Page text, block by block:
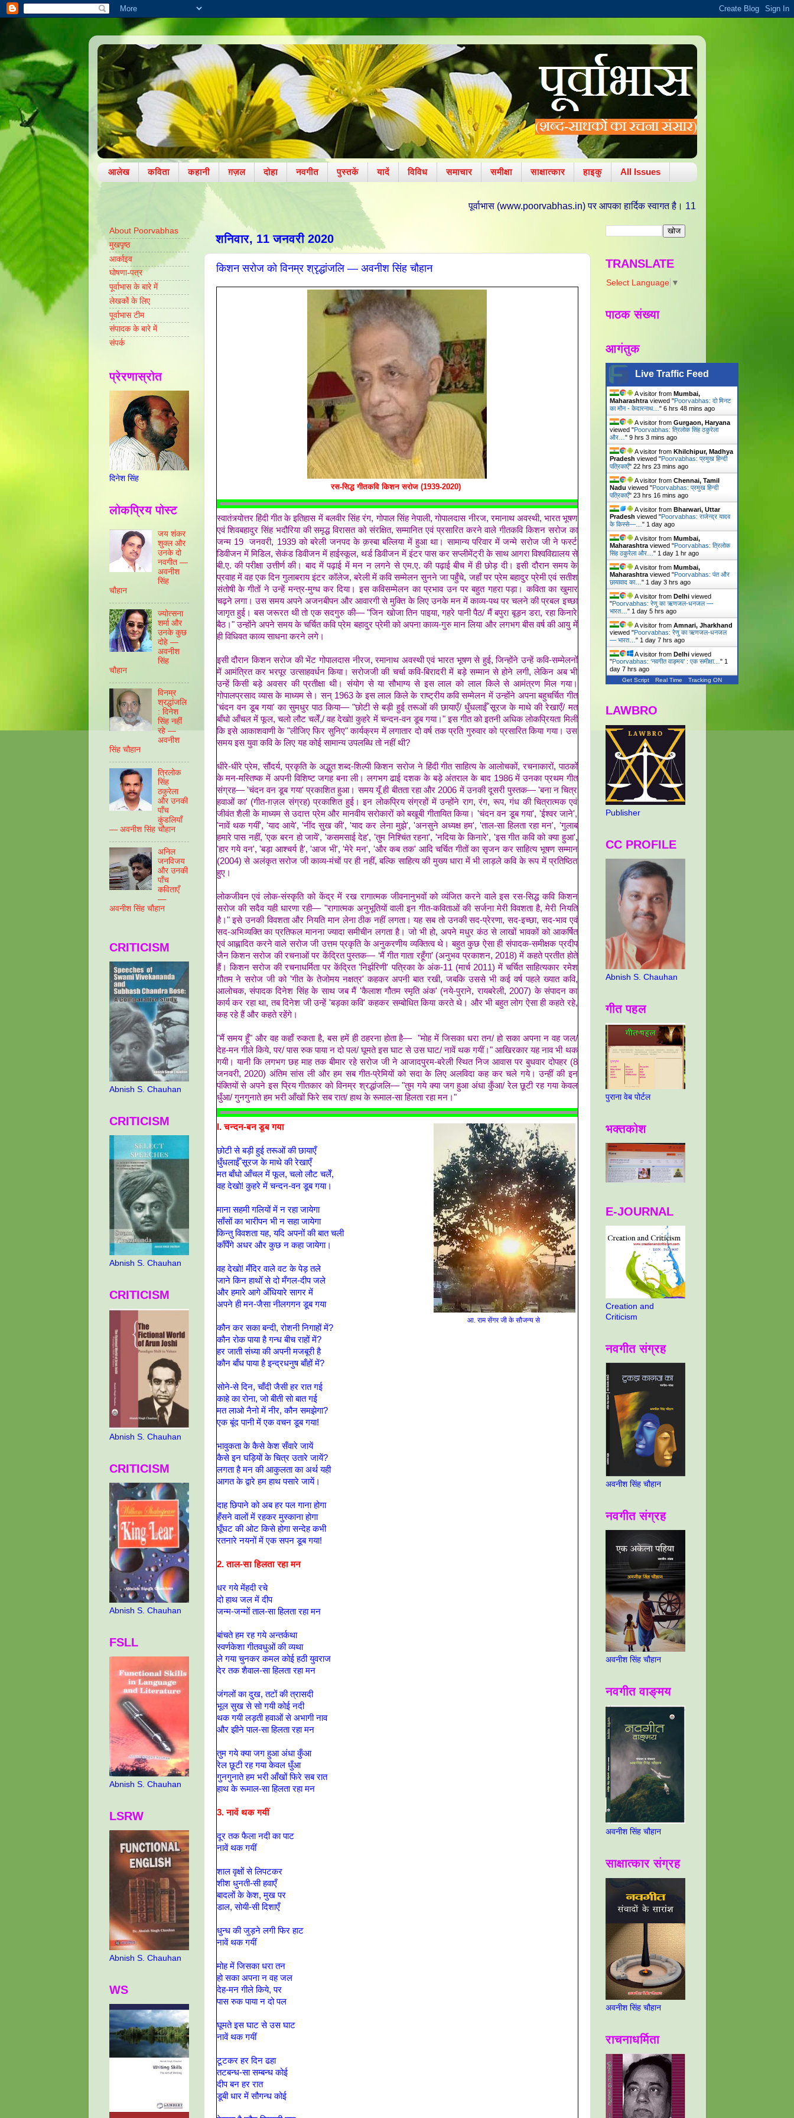
आलेख कविता कहानी ग़ज़ल दोहा नवगीत पुस्तकें यादें विविध समाचार समीक्षा साक्षात्कार हाइकु All Issues
पूर्वाभास (www.poorvabhas.in) पर आपका हार्दिक स्वागत है। 11 अक्टूबर 2010 को वरद चतुर्थी/ ललित पंचमी
शनिवार, 11 जनवरी 2020
किशन सरोज को विनम्र श्रृद्धांजलि — अवनीश सिंह चौहान
रस-सिद्ध गीतकवि किशन सरोज (1939-2020)
स्वातंत्र्योत्तर हिंदी गीत के इतिहास में बलवीर सिंह रंग, गोपाल सिंह नेपाली, गोपालदास नीरज, रमानाथ अवस्थी, भारत भूषण
एवं शिवबहादुर सिंह भदौरिया की समृद्ध विरासत को संरक्षित, सम्मानित एवं प्रसारित करने वाले गीतकवि किशन सरोज का
जन्म 19 जनवरी, 1939 को बरेली जनपद के क़स्बा बल्लिया में हुआ था। सामान्य परिवार में जन्मे सरोज जी ने फर्स्ट
डिवीजन में मिडिल, सेकंड डिवीजन में हाईस्कूल, थर्ड डिवीजन में इंटर पास कर सप्लीमेंट्री के साथ आगरा विश्वविद्यालय से
बी.ए. की परीक्षा उत्तीर्ण की। बाद में पढ़ाई में मन न लगने से एम.ए. की पढ़ाई बीच में ही छोड़ दी। इसी दौरान समय के
प्रवाह में वह एक दिन गुलाबराय इंटर कॉलेज, बरेली में कवि सम्मेलन सुनने जा पहुँचे, जहाँ पर प्रेम बहादुर प्रेमी एवं सतीश
संतोषी के गीतों ने उन्हें मन्त्र-मुग्ध कर दिया। इस कविसम्मेलन का प्रभाव उन पर बहुत गहरा पड़ा। कविता का खुमार
चढ़ने लगा। उस समय अपने अजनबीपन और आवारगी से मुक्ति के लिए उनके मन में काव्य-पथ पर चलने की प्रबल इच्छा
जागृत हुई। बस जरूरत थी तो एक सदगुरु की— "जिन खोजा तिन पाइया, गहरे पानी पैठ/ मैं बपुरा बूड़न डरा, रहा किनारे
बैठ।" उन्होंने अपने समय के चर्चित कवि प्रेम बहादुर प्रेमी को अपना काव्य-गुरु मान लिया और लगभग बीस वर्ष की आयु में
ही विधिवत काव्य साधना करने लगे।
इसी दौरान किशन सरोज की भेंट गोपालदास नीरज, रमानाथ अवस्थी एवं भारत भूषण से हुई, जिन्होंने उन्हें कवि-सम्मेलनों
में आमंत्रित कर भरपूर उत्साहवर्धन किया। सरोजजी की चर्चा कवि-बिरादरी में बड़े सम्मान से होने लगी, लेकिन अब भी
उन्हें किसी बड़े अवसर की प्रतीक्षा थी। संयोग से या सौभाग्य से इस लाल को लाल किले से आमंत्रण मिल गया।
गोपालप्रसाद व्यास के माध्यम से। सन्‌ 1963 के इस लाल किले के राष्ट्रीय कवि सम्मेलन में उन्होंने अपना बहुचर्चित गीत
'चंदन वन डूब गया' का सुमधुर पाठ किया— "छोटी से बड़ी हुई तरूओं की छायाएँ/ धुँधलाईँ सूरज के माथे की रेखाएँ/ मत
बाँधो आँचल में फूल, चलो लौट चलेँ,/ वह देखो! कुहरे में चन्दन-वन डूब गया।" इस गीत को इतनी अधिक लोकप्रियता मिली
कि इसे आकाशवाणी के "लीजिए फिर सुनिए" कार्यक्रम में लगातार दो वर्ष तक प्रति गुरुवार को प्रसारित किया गया। उस
समय इस युवा कवि के लिए यह कोई सामान्य उपलब्धि तो नहीं थी?
धीरे-धीरे प्रेम, सौंदर्य, प्रकृति के अद्भुत शब्द-शिल्पी किशन सरोज ने हिंदी गीत साहित्य के आलोचकों, रचनाकारों, पाठकों
के मन-मस्तिष्क में अपनी विशिष्ट जगह बना ली। लगभग ढाई दशक के बड़े अंतराल के बाद 1986 में उनका प्रथम गीत
संग्रह— 'चंदन वन डूब गया' प्रकाशित हुआ। समय यूँ ही बीतता रहा और 2006 में उनकी दूसरी पुस्तक— 'बना न चित्र
हवाओं का' (गीत-ग़ज़ल संग्रह) प्रकाशित हुई। इन लोकप्रिय संग्रहों में उन्होंने राग, रंग, रूप, गंध की चित्रात्मक एवं
जीवंत शैली के माध्यम से उदात्त प्रेम और मानवीय सरोकारों को बखूबी गीतायित किया। 'चंदन वन डूब गया', 'ईश्वर जाने',
'नावें थक गयीं', 'याद आये', 'नींद सुख की', 'याद कर लेना मुझे', 'अनसुने अध्यक्ष हम', 'ताल-सा हिलता रहा मन', 'गुलाब
हमारे पास नहीं, 'एक बरन हो जायें', 'कसमसाई देह', 'तुम निश्चिंत रहना', 'नदिया के किनारे', 'इस गीत कवि को क्या हुआ',
'हार गये वन', 'बड़ा आश्चर्य है', 'आज भी', 'मेरे मन', 'और कब तक' आदि चर्चित गीतों का सृजन कर साहित्य भूषण सम्मान
(2004) से अलंकृत सरोज जी काव्य-मंचों पर ही नहीं, बल्कि साहित्य की मुख्य धारा में भी लाड़ले कवि के रूप में प्रतिष्ठित
हुए।
लोकजीवन एवं लोक-संस्कृति को केंद्र में रख रागात्मक जीवनानुभवों को व्यंजित करने वाले इस रस-सिद्ध कवि किशन
सरोज की सदैव यही धारणा रही— "रागात्मक अनुभूतियों वाली इन गीत-कविताओं की सर्जना मेरी विवशता है, मेरी नियति
है।" इसे उनकी विवशता और नियति मान लेना ठीक नहीं लगता। यह सब तो उनकी सद-प्रेरणा, सद-इच्छा, सद-भाव एवं
सद-अभिव्यक्ति का प्रतिफल मानना ज्यादा समीचीन लगता है। जो भी हो, अपने मधुर कंठ से लाखों भावकों को आकर्षित
एवं आह्लादित करने वाले सरोज जी उत्तम प्रकृति के अनुकरणीय व्यक्तित्व थे। बहुत कुछ ऐसा ही संपादक-समीक्षक प्रदीप
जैन किशन सरोज की रचनाओं पर केंद्रित पुस्तक— ‘मैं गीत गाता रहूँगा’ (अनुभव प्रकाशन, 2018) में कहते प्रतीत होते
हैं। किशन सरोज की रचनाधर्मिता पर केंद्रित 'निर्झरिणी' पत्रिका के अंक-11 (मार्च 2011) में चर्चित साहित्यकार रमेश
गौतम ने सरोज जी को 'गीत के तेजोमय नक्षत्र' कहकर अपनी बात रखी, जबकि उससे भी कई वर्ष पहले ख्यात कवि,
आलोचक, संपादक दिनेश सिंह के साथ जब मैं 'कैलाश गौतम स्मृति अंक' (नये-पुराने, रायबरेली, 2007) के संपादन का
कार्य कर रहा था, तब दिनेश जी उन्हें 'बड़का कवि' कहकर सम्बोधित किया करते थे। और भी बहुत लोग ऐसा ही कहते रहे,
कह रहे हैं और कहते रहेंगे।
"मैं समय हूँ" और वह कहाँ रुकता है, बस हमें ही ठहरना होता है— "मोह में जिसका धरा तन/ हो सका अपना न वह जल/
देह-मन गीले किये, पर/ पास रुक पाया न दो पल/ घूमते इस घाट से उस घाट/ नावें थक गयीं।" आखिरकार यह नाव भी थक
गयी। यानी कि लगभग छह माह तक बीमार रहे सरोज जी ने आजादपुरम-बरेली स्थित निज आवास पर बुधवार दोपहर (8
जनवरी, 2020) अंतिम सांस ली और हम सब गीत-प्रेमियों को सदा के लिए अलविदा कह कर चले गये। उन्हीं की इन
पंक्तियों से अपने इस प्रिय गीतकार को विनम्र श्रद्धांजलि— "तुम गये क्या जग हुआ अंधा कुँआ/ रेल छूटी रह गया केवल
धुँआ/ गुनगुनाते हम भरी आँखों फिरे सब रात/ हाथ के रूमाल-सा हिलता रहा मन।"
आ. राम सेंगर जी के सौजन्य से
l. चन्दन-बन डूब गया
छोटी से बड़ी हुई तरूओं की छायाएँ
धुँधलाईँ सूरज के माथे की रेखाएँ
मत बाँधो आँचल में फूल, चलो लौट चलेँ,
वह देखो! कुहरे में चन्दन-वन डूब गया।
माना सहमी गलियों में न रहा जायेगा
साँसों का भारीपन भी न सहा जायेगा
किन्तु विवशता यह, यदि अपनों की बात चली
काँपेँगे अधर और कुछ न कहा जायेगा।
वह देखो! मँदिर वाले वट के पेड़ तले
जाने किन हाथोँ से दो मँगल-दीप जले
और हमारे आगे अँधियारे सागर में
अपने ही मन-जैसा नीलगगन डूब गया
कौन कर सका बन्दी, रोशनी निगाहों में?
कौन रोक पाया है गन्ध बीच राहों में?
हर जाती संध्या की अपनी मजबूरी है
कौन बाँध पाया है इन्द्रधनुष बाँहों में?
सोने-से दिन, चाँदी जैसी हर रात गई
काहे का रोना, जो बीती सो बात गई
मत लाओ नैनो में नीर, कौन समझेगा?
एक बूंद पानी में एक वचन डूब गया!
भावुकता के कैसे केश सँवारे जायें
कैसे इन घड़ियों के चित्र उतारे जायें?
लगता है मन की आकुलता का अर्थ यही
आगत के द्वारे हम हाथ पसारे जायें।
दाह छिपाने को अब हर पल गाना होगा
हँसने वालों में रहकर मुस्काना होगा
घूँघट की ओट किसे होगा सन्देह कभी
रतनारे नयनों में एक सपन डूब गया!
2. ताल-सा हिलता रहा मन
धर गये मेंहदी रचे
दो हाथ जल में दीप
जन्म-जन्मों ताल-सा हिलता रहा मन
बांचते हम रह गये अन्तर्कथा
स्वर्णकेशा गीतवधुओं की व्यथा
ले गया चुनकर कमल कोई हठी युवराज
देर तक शैवाल-सा हिलता रहा मन
जंगलों का दुख, तटों की त्रासदी
भूल सुख से सो गयी कोई नदी
थक गयी लड़ती हवाओं से अभागी नाव
और झीने पाल-सा हिलता रहा मन
तुम गये क्या जग हुआ अंधा कुँआ
रेल छूटी रह गया केवल धुँआ
गुनगुनाते हम भरी आँखों फिरे सब रात
हाथ के रूमाल-सा हिलता रहा मन
3. नावें थक गयीं
दूर तक फैला नदी का पाट
नावें थक गयीं
शाल वृक्षों से लिपटकर
शीश धुनती-सी हवाएँ
बादलों के केश, मुख पर
डाल, सोयी-सी दिशाएँ
धुन्ध की जुड़ने लगी फिर हाट
नावें थक गयीं
मोह में जिसका धरा तन
हो सका अपना न वह जल
देह-मन गीले किये, पर
पास रुक पाया न दो पल
घूमते इस घाट से उस घाट
नावें थक गयीं
टूटकर हर दिन ढहा
तटबन्ध-सा सम्बन्ध कोई
दीप बन हर रात
डूबी धार में सौगन्ध कोई
About Poorvabhas
मुखपृष्ठ
आर्काइव
घोषणा-पत्र
पूर्वाभास के बारे में
लेखकों के लिए
पूर्वाभास टीम
संपादक के बारे में
संपर्क
प्रेरणास्रोत
दिनेश सिंह
लोकप्रिय पोस्ट
जय शंकर
शुक्ल और
उनके दो
नवगीत —
अवनीश
सिंह
चौहान
ज्योत्सना
शर्मा और
उनके कुछ
दोहे —
अवनीश
सिंह
चौहान
विनम्र
श्रद्धांजलि
: दिनेश
सिंह नहीं
रहे —
अवनीश
सिंह चौहान
त्रिलोक
सिंह
ठकुरेला
और उनकी
पाँच
कुंडलियाँ
— अवनीश सिंह चौहान
अनिल
जनविजय
और उनकी
पाँच
कविताएँ
—
अवनीश सिंह चौहान
CRITICISM
Abnish S. Chauhan
CRITICISM
Abnish S. Chauhan
CRITICISM
Abnish S. Chauhan
CRITICISM
Abnish S. Chauhan
FSLL
Abnish S. Chauhan
LSRW
Abnish S. Chauhan
WS
TRANSLATE
Select Language ▼
पाठक संख्या
आगंतुक
Live Traffic Feed
A visitor from Mumbai,
Maharashtraviewed "Poorvabhas: दो मिनट
का मौन - केदारनाथ…" 6 hrs 48 mins ago
A visitor from Gurgaon, Haryana
viewed "Poorvabhas: त्रिलोक सिंह ठकुरेला
और…" 9 hrs 3 mins ago
A visitor from Khilchipur, Madhya
Pradesh viewed "Poorvabhas: प्रमुख हिन्दी
पत्रिकाएँ" 22 hrs 23 mins ago
A visitor from Chennai, Tamil
Nadu viewed "Poorvabhas: प्रमुख हिन्दी
पत्रिकाएँ" 23 hrs 16 mins ago
A visitor from Bharwari, Uttar
Pradesh viewed "Poorvabhas: राजेन्द्र यादव
के किस्से—…" 1 day ago
A visitor from Mumbai,
Maharashtraviewed "Poorvabhas: त्रिलोक
सिंह ठकुरेला और…" 1 day 1 hr ago
A visitor from Mumbai,
Maharashtraviewed "Poorvabhas: पंत और
छायावाद का…" 1 day 3 hrs ago
A visitor from Delhiviewed
"Poorvabhas: रेणु का ऋणजल-धनजल —
भारत…" 1 day 5 hrs ago
A visitor from Amnari, Jharkhand
viewed "Poorvabhas: रेणु का ऋणजल-धनजल
— भारत…" 1 day 7 hrs ago
A visitor from Delhiviewed
"Poorvabhas: ‘नवगीत वाङ्मय’ : एक समीक्षा…" 1
day 7 hrs ago
Get Script Real Time Tracking ON
LAWBRO
Publisher
CC PROFILE
Abnish S. Chauhan
गीत पहल
पुराना वेब पोर्टल
भक्तकोश
E-JOURNAL
Creation and
Criticism
नवगीत संग्रह
अवनीश सिंह चौहान
नवगीत संग्रह
अवनीश सिंह चौहान
नवगीत वाङ्मय
अवनीश सिंह चौहान
साक्षात्कार संग्रह
अवनीश सिंह चौहान
राचनाधर्मिता